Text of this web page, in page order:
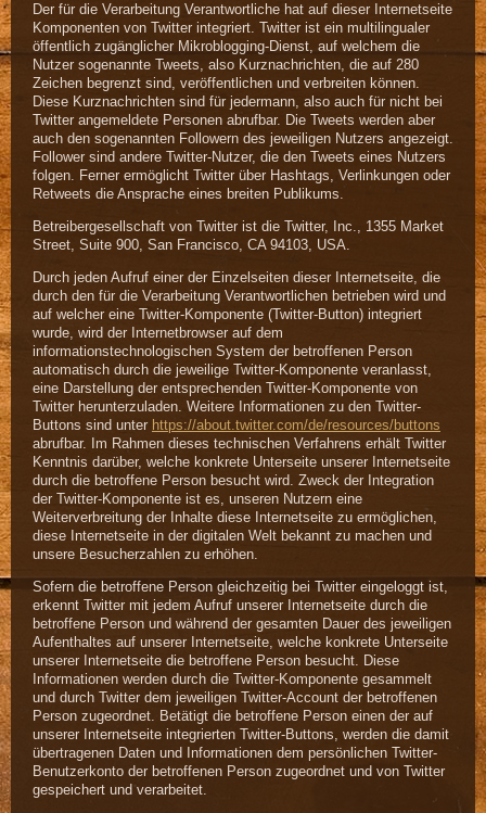
Der für die Verarbeitung Verantwortliche hat auf dieser Internetseite
Komponenten von Twitter integriert. Twitter ist ein multilingualer
öffentlich zugänglicher Mikroblogging-Dienst, auf welchem die
Nutzer sogenannte Tweets, also Kurznachrichten, die auf 280
Zeichen begrenzt sind, veröffentlichen und verbreiten können.
Diese Kurznachrichten sind für jedermann, also auch für nicht bei
Twitter angemeldete Personen abrufbar. Die Tweets werden aber
auch den sogenannten Followern des jeweiligen Nutzers angezeigt.
Follower sind andere Twitter-Nutzer, die den Tweets eines Nutzers
folgen. Ferner ermöglicht Twitter über Hashtags, Verlinkungen oder
Retweets die Ansprache eines breiten Publikums.
Betreibergesellschaft von Twitter ist die Twitter, Inc., 1355 Market
Street, Suite 900, San Francisco, CA 94103, USA.
Durch jeden Aufruf einer der Einzelseiten dieser Internetseite, die
durch den für die Verarbeitung Verantwortlichen betrieben wird und
auf welcher eine Twitter-Komponente (Twitter-Button) integriert
wurde, wird der Internetbrowser auf dem
informationstechnologischen System der betroffenen Person
automatisch durch die jeweilige Twitter-Komponente veranlasst,
eine Darstellung der entsprechenden Twitter-Komponente von
Twitter herunterzuladen. Weitere Informationen zu den Twitter-
Buttons sind unter https://about.twitter.com/de/resources/buttons
abrufbar. Im Rahmen dieses technischen Verfahrens erhält Twitter
Kenntnis darüber, welche konkrete Unterseite unserer Internetseite
durch die betroffene Person besucht wird. Zweck der Integration
der Twitter-Komponente ist es, unseren Nutzern eine
Weiterverbreitung der Inhalte diese Internetseite zu ermöglichen,
diese Internetseite in der digitalen Welt bekannt zu machen und
unsere Besucherzahlen zu erhöhen.
Sofern die betroffene Person gleichzeitig bei Twitter eingeloggt ist,
erkennt Twitter mit jedem Aufruf unserer Internetseite durch die
betroffene Person und während der gesamten Dauer des jeweiligen
Aufenthaltes auf unserer Internetseite, welche konkrete Unterseite
unserer Internetseite die betroffene Person besucht. Diese
Informationen werden durch die Twitter-Komponente gesammelt
und durch Twitter dem jeweiligen Twitter-Account der betroffenen
Person zugeordnet. Betätigt die betroffene Person einen der auf
unserer Internetseite integrierten Twitter-Buttons, werden die damit
übertragenen Daten und Informationen dem persönlichen Twitter-
Benutzerkonto der betroffenen Person zugeordnet und von Twitter
gespeichert und verarbeitet.